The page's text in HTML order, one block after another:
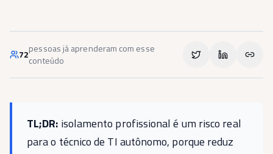
72pessoas já aprenderam com esse
conteúdo
TL;DR: isolamento profissional é um risco real
para o técnico de TI autônomo, porque reduz